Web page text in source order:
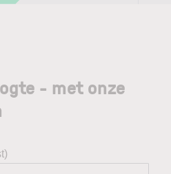
- met onze